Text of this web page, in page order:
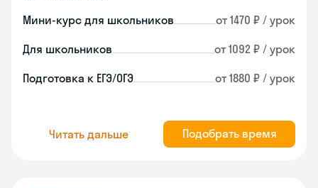
Мини-курс для школьников от 1470 ₽ / урок
Для школьников от 1092 ₽ / урок
Подготовка к ЕГЭ/ОГЭ от 1880 ₽ / урок
Читать дальше Подобрать время